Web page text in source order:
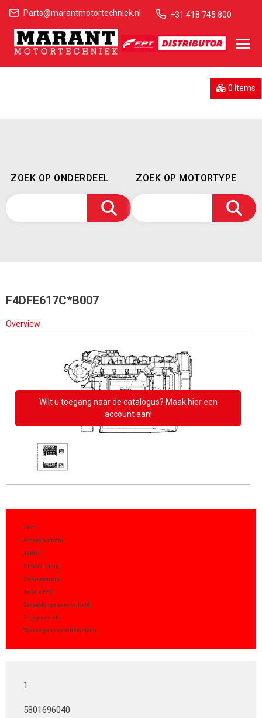
Parts@marantmotortechniek.nl +31 418 745 800
0 Items
ZOEK OP ONDERDEEL ZOEK OP MOTORTYPE
F4DFE617C*B007
Overview
Wilt u toegang naar de catalogus? Maak hier een
account aan!
Item
Artikel nummer
Aantal
Omschrijving
Gelijkwaardig
Notitie FPT
Verpakkingshoeveelheid
Prijs per stuk
Toevoegen aan winkelmand
1
5801696040